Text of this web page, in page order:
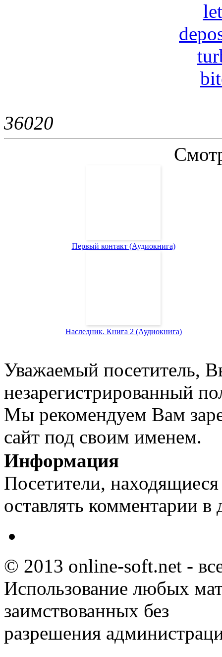
36020
Первый контакт (Аудиокнига)
Наследник. Книга 2 (Аудиокнига)
Уважаемый посетитель,
незарегистрированный
Мы рекомендуем Вам
сайт под своим именем.
Информация
Посетители,
оставлять комментарии в
© 2013 online-soft.net -
Использование любых
заимствованных без
разрешения